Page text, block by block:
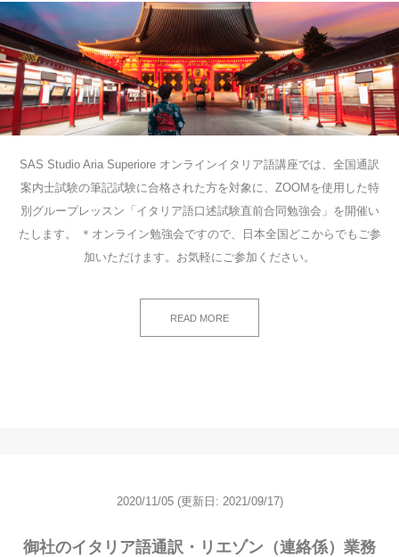
SAS Studio Aria Superiore オンラインイタリア語講座では、全国通訳
案内士試験の筆記試験に合格された方を対象に、ZOOMを使用した特
別グループレッスン「イタリア語口述試験直前合同勉強会」を開催い
たします。 ＊オンライン勉強会ですので、日本全国どこからでもご参
加いただけます。お気軽にご参加ください。
READ MORE
2020/11/05 (更新日: 2021/09/17)
御社のイタリア語通訳・リエゾン（連絡係）業務